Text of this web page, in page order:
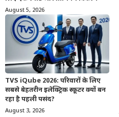
August 5, 2026
TVS iQube 2026: परिवारों के लिए
सबसे बेहतरीन इलेक्ट्रिक स्कूटर क्यों बन
रहा है पहली पसंद?
August 3, 2026